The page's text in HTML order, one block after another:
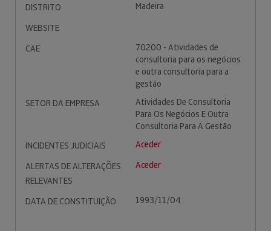
DISTRITO
Madeira
WEBSITE
CAE
70200 - Atividades de
consultoria para os negócios
e outra consultoria para a
gestão
SETOR DA EMPRESA
Atividades De Consultoria
Para Os Negócios E Outra
Consultoria Para A Gestão
INCIDENTES JUDICIAIS
Aceder
ALERTAS DE ALTERAÇÕES
RELEVANTES
Aceder
DATA DE CONSTITUIÇÃO 1993/11/04